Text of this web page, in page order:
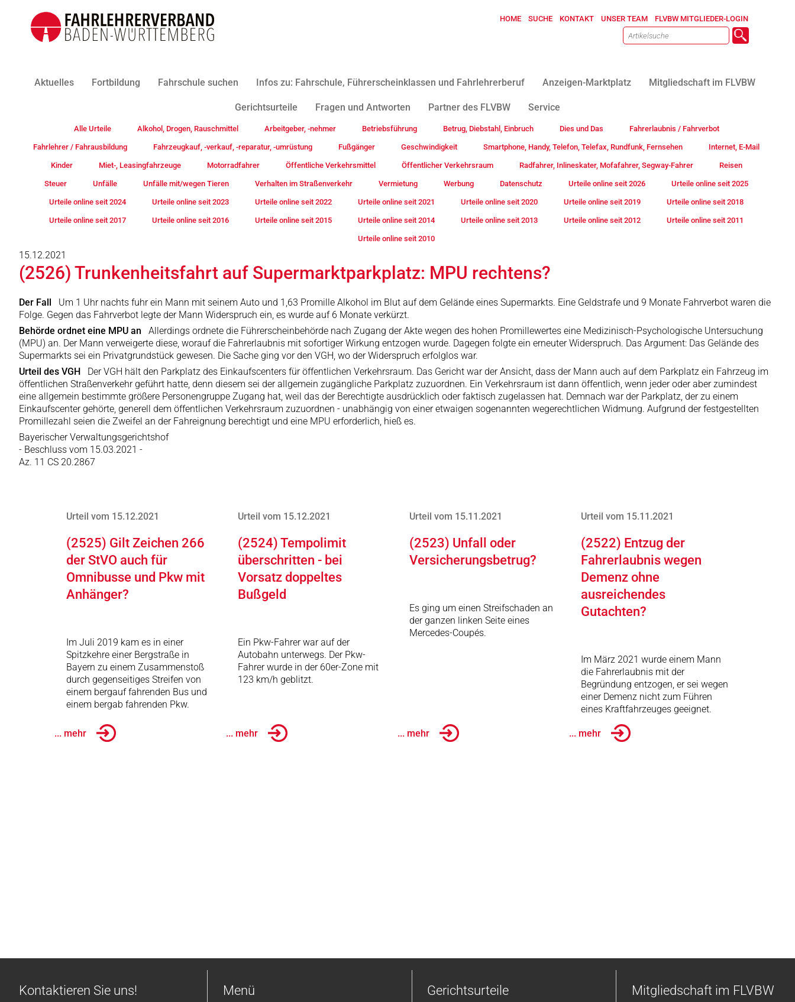
HOME SUCHE KONTAKT UNSER TEAM FLVBW MITGLIEDER-LOGIN
Aktuelles Fortbildung Fahrschule suchen Infos zu: Fahrschule, Führerscheinklassen und Fahrlehrerberuf Anzeigen-Marktplatz Mitgliedschaft im FLVBW
Gerichtsurteile Fragen und Antworten Partner des FLVBW Service
Alle Urteile Alkohol, Drogen, Rauschmittel Arbeitgeber, -nehmer Betriebsführung Betrug, Diebstahl, Einbruch Dies und Das Fahrerlaubnis / Fahrverbot
Fahrlehrer / Fahrausbildung Fahrzeugkauf, -verkauf, -reparatur, -umrüstung Fußgänger Geschwindigkeit Smartphone, Handy, Telefon, Telefax, Rundfunk, Fernsehen Internet, E-Mail
Kinder Miet-, Leasingfahrzeuge Motorradfahrer Öffentliche Verkehrsmittel Öffentlicher Verkehrsraum Radfahrer, Inlineskater, Mofafahrer, Segway-Fahrer Reisen
Steuer Unfälle Unfälle mit/wegen Tieren Verhalten im Straßenverkehr Vermietung Werbung Datenschutz Urteile online seit 2026 Urteile online seit 2025
Urteile online seit 2024 Urteile online seit 2023 Urteile online seit 2022 Urteile online seit 2021 Urteile online seit 2020 Urteile online seit 2019 Urteile online seit 2018
Urteile online seit 2017 Urteile online seit 2016 Urteile online seit 2015 Urteile online seit 2014 Urteile online seit 2013 Urteile online seit 2012 Urteile online seit 2011
Urteile online seit 2010
15.12.2021
(2526) Trunkenheitsfahrt auf Supermarktparkplatz: MPU rechtens?
Der Fall
Um 1 Uhr nachts fuhr ein Mann mit seinem Auto und 1,63 Promille Alkohol im Blut auf dem Gelände eines Supermarkts. Eine Geldstrafe und 9 Monate Fahrverbot waren die
Folge. Gegen das Fahrverbot legte der Mann Widerspruch ein, es wurde auf 6 Monate verkürzt.
Behörde ordnet eine MPU an
Allerdings ordnete die Führerscheinbehörde nach Zugang der Akte wegen des hohen Promillewertes eine Medizinisch-Psychologische Untersuchung
(MPU) an. Der Mann verweigerte diese, worauf die Fahrerlaubnis mit sofortiger Wirkung entzogen wurde. Dagegen folgte ein erneuter Widerspruch. Das Argument: Das Gelände des
Supermarkts sei ein Privatgrundstück gewesen. Die Sache ging vor den VGH, wo der Widerspruch erfolglos war.
Urteil des VGH
Der VGH hält den Parkplatz des Einkaufscenters für öffentlichen Verkehrsraum. Das Gericht war der Ansicht, dass der Mann auch auf dem Parkplatz ein Fahrzeug im
öffentlichen Straßenverkehr geführt hatte, denn diesem sei der allgemein zugängliche Parkplatz zuzuordnen. Ein Verkehrsraum ist dann öffentlich, wenn jeder oder aber zumindest
eine allgemein bestimmte größere Personengruppe Zugang hat, weil das der Berechtigte ausdrücklich oder faktisch zugelassen hat. Demnach war der Parkplatz, der zu einem
Einkaufscenter gehörte, generell dem öffentlichen Verkehrsraum zuzuordnen - unabhängig von einer etwaigen sogenannten wegerechtlichen Widmung. Aufgrund der festgestellten
Promillezahl seien die Zweifel an der Fahreignung berechtigt und eine MPU erforderlich, hieß es.
Bayerischer Verwaltungsgerichtshof
- Beschluss vom 15.03.2021 -
Az. 11 CS 20.2867
Urteil vom 15.12.2021
(2525) Gilt Zeichen 266
der StVO auch für
Omnibusse und Pkw mit
Anhänger?
Im Juli 2019 kam es in einer
Spitzkehre einer Bergstraße in
Bayern zu einem Zusammenstoß
durch gegenseitiges Streifen von
einem bergauf fahrenden Bus und
einem bergab fahrenden Pkw.
... mehr
Urteil vom 15.12.2021
(2524) Tempolimit
überschritten - bei
Vorsatz doppeltes
Bußgeld
Ein Pkw-Fahrer war auf der
Autobahn unterwegs. Der Pkw-
Fahrer wurde in der 60er-Zone mit
123 km/h geblitzt.
... mehr
Urteil vom 15.11.2021
(2523) Unfall oder
Versicherungsbetrug?
Es ging um einen Streifschaden an
der ganzen linken Seite eines
Mercedes-Coupés.
... mehr
Urteil vom 15.11.2021
(2522) Entzug der
Fahrerlaubnis wegen
Demenz ohne
ausreichendes
Gutachten?
Im März 2021 wurde einem Mann
die Fahrerlaubnis mit der
Begründung entzogen, er sei wegen
einer Demenz nicht zum Führen
eines Kraftfahrzeuges geeignet.
... mehr
Kontaktieren Sie uns! Menü Gerichtsurteile Mitgliedschaft im FLVBW